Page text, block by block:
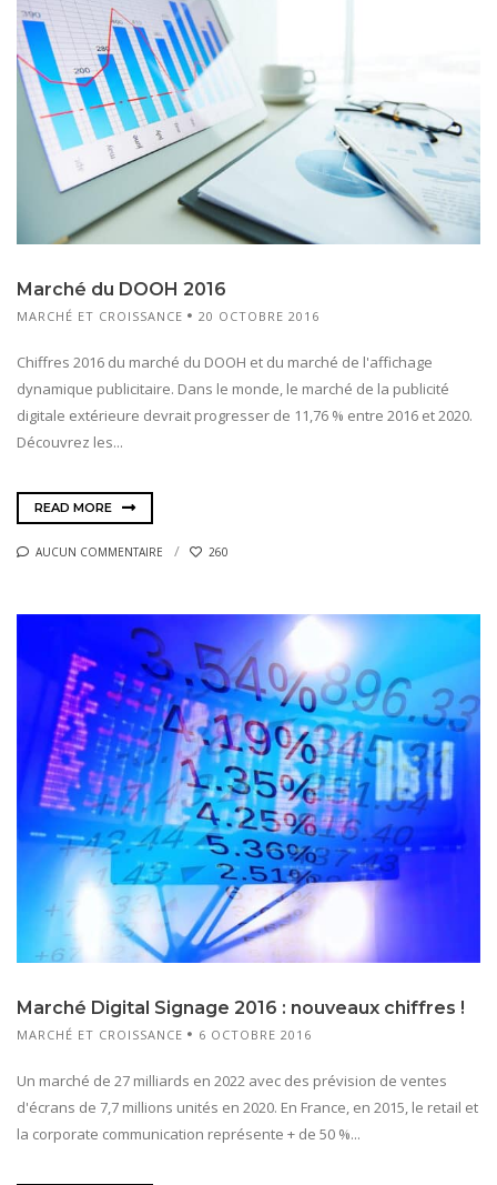
Marché du DOOH 2016
MARCHÉ ET CROISSANCE 20 OCTOBRE 2016
Chiffres 2016 du marché du DOOH et du marché de l'affichage
dynamique publicitaire. Dans le monde, le marché de la publicité
digitale extérieure devrait progresser de 11,76 % entre 2016 et 2020.
Découvrez les...
READ MORE
AUCUN COMMENTAIRE 260
Marché Digital Signage 2016 : nouveaux chiffres !
MARCHÉ ET CROISSANCE 6 OCTOBRE 2016
Un marché de 27 milliards en 2022 avec des prévision de ventes
d'écrans de 7,7 millions unités en 2020. En France, en 2015, le retail et
la corporate communication représente + de 50 %...